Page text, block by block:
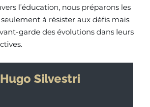
l’éducation, nous préparons les
à résister aux défis mais
garde des évolutions dans leurs
Hugo Silvestri